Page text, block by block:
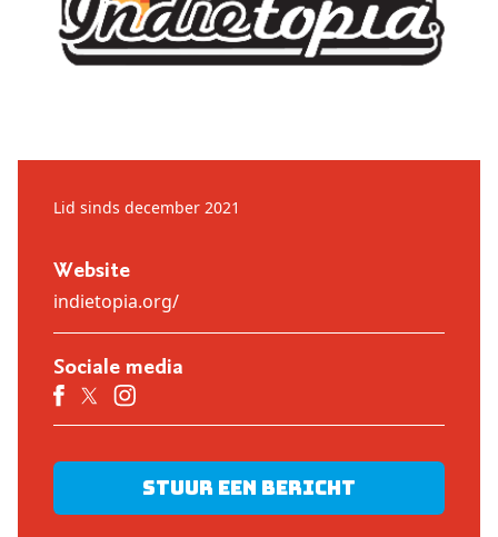
Lid sinds december 2021
Website
indietopia.org/
Sociale media
Stuur een bericht